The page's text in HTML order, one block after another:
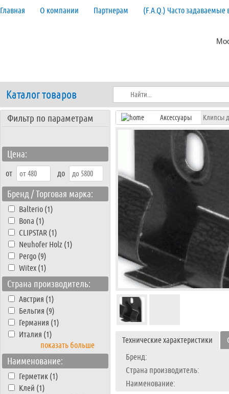
Главная О компании Партнерам (F.A.Q.) Часто задаваемые
Каталог товаров
Фильтр по параметрам
Цена:
от до
Бренд / Торговая марка:
Balterio (1)
Bona (1)
CLIPSTAR (1)
Neuhofer Holz (1)
Pergo (9)
Witex (1)
Страна производитель:
Австрия (1)
Бельгия (9)
Германия (1)
Италия (1)
показать больше
Наименование:
Герметик (1)
Клей (1)
Аксессуары Клипсы
Технические характеристики
Бренд:
Страна производитель:
Наименование: